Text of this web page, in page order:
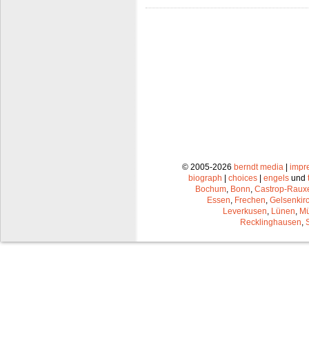
© 2005-2026 berndt media|
biograph
choices engels und
Bochum, Bonn, Castrop-
Essen, Frechen,
Leverkusen, Lünen,
Recklinghausen,